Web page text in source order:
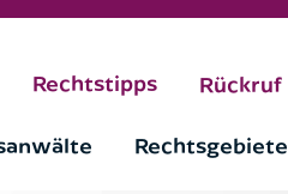
Rechtstipps Rückruf
Rechtsgebiete